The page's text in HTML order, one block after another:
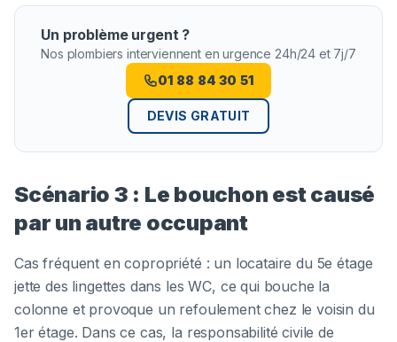
Un problème urgent ?
Nos plombiers interviennent en urgence 24h/24 et 7j/7
01 88 84 30 51
DEVIS GRATUIT
Scénario 3 : Le bouchon est causé
par un autre occupant
Cas fréquent en copropriété : un locataire du 5e étage
jette des lingettes dans les WC, ce qui bouche la
colonne et provoque un refoulement chez le voisin du
1er étage. Dans ce cas, la responsabilité civile de